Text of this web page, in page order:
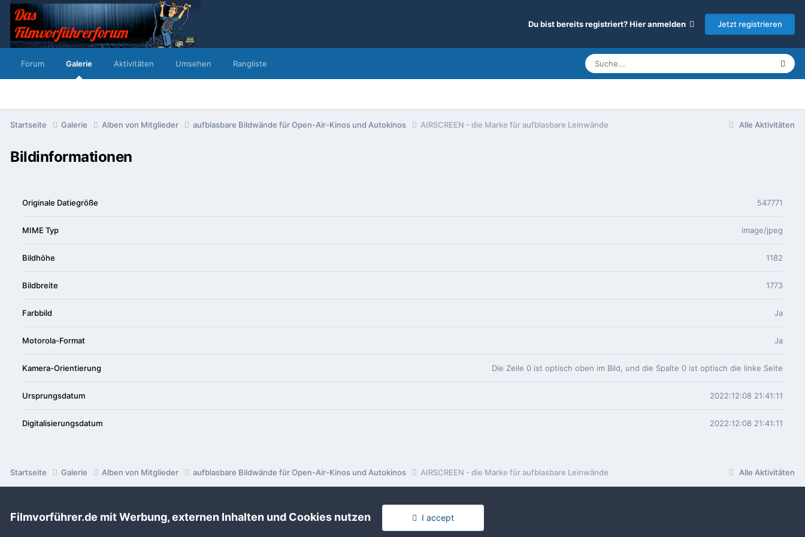
Du bist bereits registriert? Hier anmelden Jetzt registrieren
Forum Galerie Aktivitäten Umsehen Rangliste
Alle Aktivitäten
Startseite Galerie Alben von Mitglieder aufblasbare Bildwände für Open-Air-Kinos und Autokinos AIRSCREEN - die Marke für aufblasbare Leinwände
Bildinformationen
Originale Datiegröße 547771
MIME Typ image/jpeg
Bildhöhe 1182
Bildbreite 1773
Farbbild Ja
Motorola-Format Ja
Kamera-Orientierung Die Zeile 0 ist optisch oben im Bild, und die Spalte 0 ist optisch die linke Seite
Ursprungsdatum 2022:12:08 21:41:11
Digitalisierungsdatum 2022:12:08 21:41:11
Alle Aktivitäten
Startseite Galerie Alben von Mitglieder aufblasbare Bildwände für Open-Air-Kinos und Autokinos AIRSCREEN - die Marke für aufblasbare Leinwände
Filmvorführer.de via Google durchsuchen:
Filmvorführer.de mit Werbung, externen Inhalten und Cookies nutzen I accept